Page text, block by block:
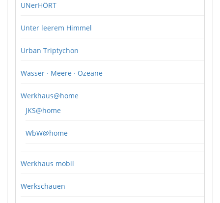
UNerHÖRT
Unter leerem Himmel
Urban Triptychon
Wasser · Meere · Ozeane
Werkhaus@home
JKS@home
WbW@home
Werkhaus mobil
Werkschauen